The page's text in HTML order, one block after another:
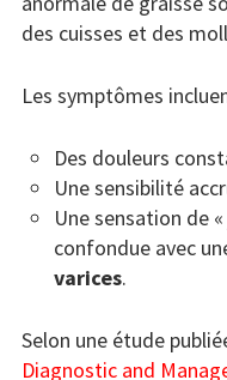
des cuisses et des
Les symptômes
Des douleurs
Une sensibilité
Une sensation de
confondue avec
varices.
Selon une étude
Diagnostic and